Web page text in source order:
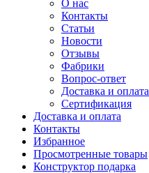
О нас
Контакты
Статьи
Новости
Отзывы
Фабрики
Вопрос-ответ
Доставка и оплата
Сертификация
Доставка и оплата
Контакты
Избранное
Просмотренные товары
Конструктор подарка